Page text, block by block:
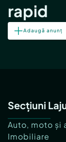
rapid
Adaugă anunț
Secțiuni
Auto, moto și
Imobiliare